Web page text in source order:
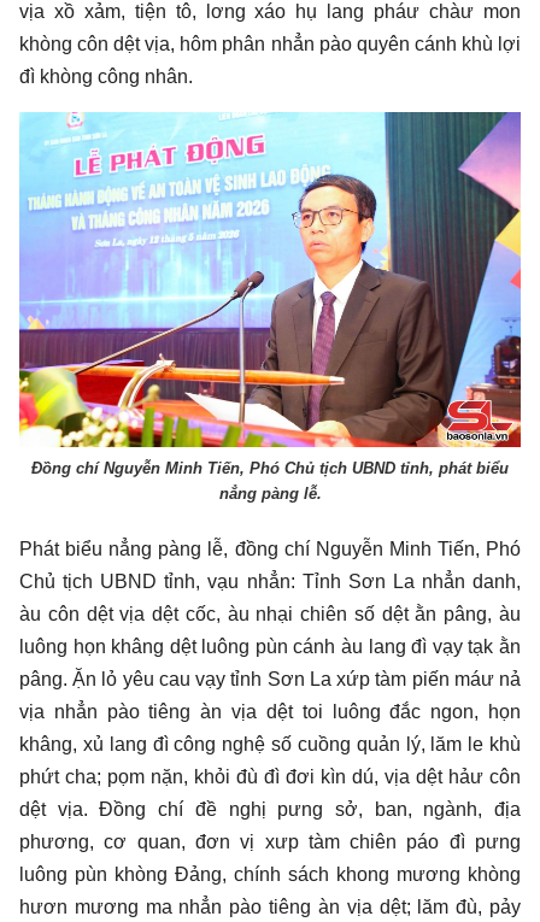
vịa xồ xảm, tiện tô, lơng xáo hụ lang pháư chàư mon
khòng côn dệt vịa, hôm phân nhẳn pào quyên cánh khù lợi
đì khòng công nhân.
Đồng chí Nguyễn Minh Tiến, Phó Chủ tịch UBND tỉnh, phát biểu
nẳng pàng lễ.
Phát biểu nẳng pàng lễ, đồng chí Nguyễn Minh Tiến, Phó
Chủ tịch UBND tỉnh, vạu nhẳn: Tỉnh Sơn La nhẳn danh,
àu côn dệt vịa dệt cốc, àu nhại chiên số dệt ằn pâng, àu
luông họn khâng dệt luông pùn cánh àu lang đì vạy tạk ằn
pâng. Ặn lỏ yêu cau vạy tỉnh Sơn La xứp tàm piến máư nả
vịa nhẳn pào tiêng àn vịa dệt toi luông đắc ngon, họn
khâng, xủ lang đì công nghệ số cuồng quản lý, lăm le khù
phứt cha; pọm nặn, khỏi đù đì đơi kìn dú, vịa dệt hảư côn
dệt vịa. Đồng chí đề nghị pưng sở, ban, ngành, địa
phương, cơ quan, đơn vị xưp tàm chiên páo đì pưng
luông pùn khòng Đảng, chính sách khong mương khòng
hươn mương ma nhẳn pào tiêng àn vịa dệt; lăm đù, pảy